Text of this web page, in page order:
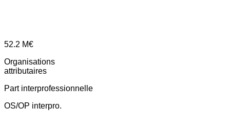
52.2 M€
Organisations
attributaires
Part interprofessionnelle
OS/OP interpro.